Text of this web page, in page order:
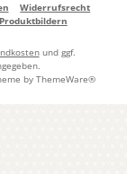
Widerrufsrecht
und ggf.
by ThemeWare®